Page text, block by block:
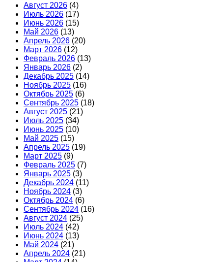
Август 2026 (4)
Июль 2026 (17)
Июнь 2026 (15)
Май 2026 (13)
Апрель 2026 (20)
Март 2026 (12)
Февраль 2026 (13)
Январь 2026 (2)
Декабрь 2025 (14)
Ноябрь 2025 (16)
Октябрь 2025 (6)
Сентябрь 2025 (18)
Август 2025 (21)
Июль 2025 (34)
Июнь 2025 (10)
Май 2025 (15)
Апрель 2025 (19)
Март 2025 (9)
Февраль 2025 (7)
Январь 2025 (3)
Декабрь 2024 (11)
Ноябрь 2024 (3)
Октябрь 2024 (6)
Сентябрь 2024 (16)
Август 2024 (25)
Июль 2024 (42)
Июнь 2024 (13)
Май 2024 (21)
Апрель 2024 (21)